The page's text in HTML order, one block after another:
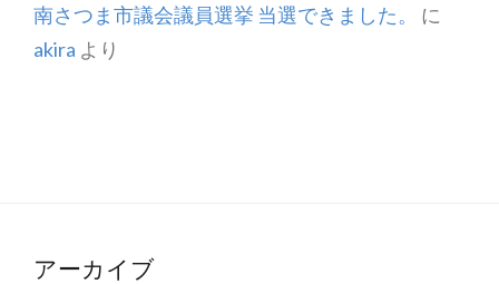
南さつま市議会議員選挙 当選できました。
に
akira より
アーカイブ